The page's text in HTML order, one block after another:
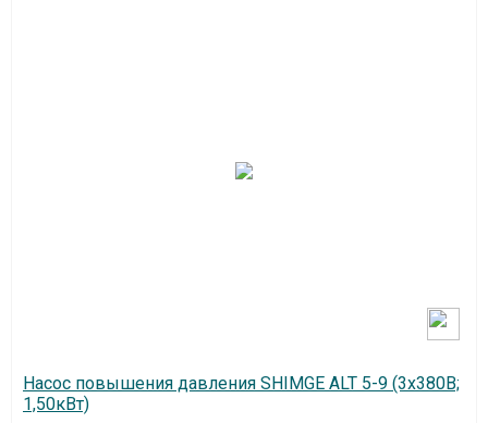
Насос повышения давления SHIMGE ALT 5-9 (3х380В;
1,50кВт)